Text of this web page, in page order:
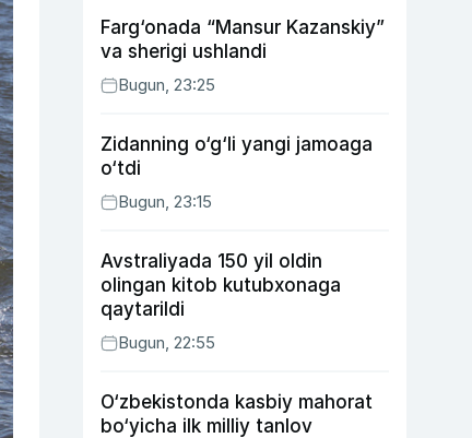
Farg‘onada “Mansur Kazanskiy”
va sherigi ushlandi
Bugun, 23:25
Zidanning o‘g‘li yangi jamoaga
o‘tdi
Bugun, 23:15
Avstraliyada 150 yil oldin
olingan kitob kutubxonaga
qaytarildi
Bugun, 22:55
O‘zbekistonda kasbiy mahorat
bo‘yicha ilk milliy tanlov